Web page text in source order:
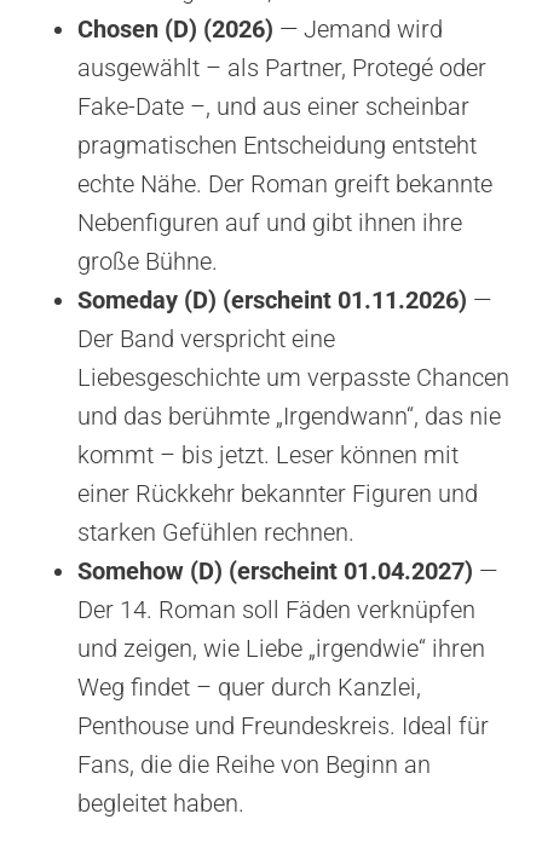
Chosen (D) (2026) — Jemand wird
ausgewählt – als Partner, Protegé oder
Fake-Date –, und aus einer scheinbar
pragmatischen Entscheidung entsteht
echte Nähe. Der Roman greift bekannte
Nebenfiguren auf und gibt ihnen ihre
große Bühne.
Someday (D) (erscheint 01.11.2026) —
Der Band verspricht eine
Liebesgeschichte um verpasste Chancen
und das berühmte „Irgendwann“, das nie
kommt – bis jetzt. Leser können mit
einer Rückkehr bekannter Figuren und
starken Gefühlen rechnen.
Somehow (D) (erscheint 01.04.2027) —
Der 14. Roman soll Fäden verknüpfen
und zeigen, wie Liebe „irgendwie“ ihren
Weg findet – quer durch Kanzlei,
Penthouse und Freundeskreis. Ideal für
Fans, die die Reihe von Beginn an
begleitet haben.